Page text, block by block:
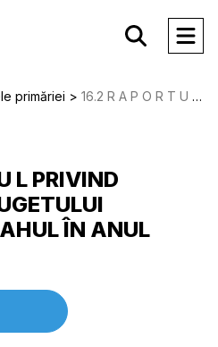
primăriei 16.2 R A P O R T U L PRIVIND EXECUTAREA BUGETULUI MUNICIPIULUI CAHUL ÎN ANUL 2023
L PRIVIND
ÎN ANUL